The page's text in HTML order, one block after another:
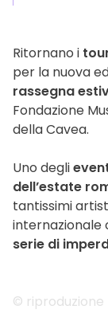
Ritornano i
per la nuova
rassegna
Fondazione
della Cavea.
Uno degli
dell’estate
tantissimi
internazionale
serie di
©